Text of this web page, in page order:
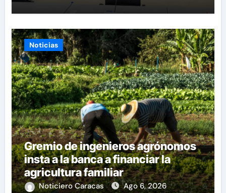
Noticias
Gremio de ingenieros agrónomos
insta a la banca a financiar la
agricultura familiar
Noticiero Caracas Ago 6, 2026